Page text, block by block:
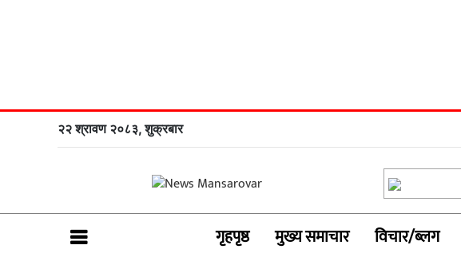
२२ श्रावण २०८३, शुक्रबार
गृहपृष्ठ मुख्य समाचार विचार/ब्लग